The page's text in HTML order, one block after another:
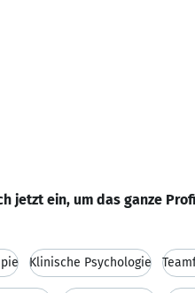
jetzt ein, um das ganze
Klinische Psychologie